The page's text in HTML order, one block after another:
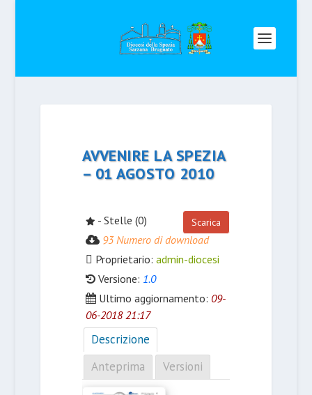
AVVENIRE LA SPEZIA
– 01 AGOSTO 2010
Scarica
- Stelle (0)
93 Numero di download
Proprietario: admin-diocesi
Versione: 1.0
Ultimo aggiornamento: 09-
06-2018 21:17
Descrizione
Anteprima
Versioni